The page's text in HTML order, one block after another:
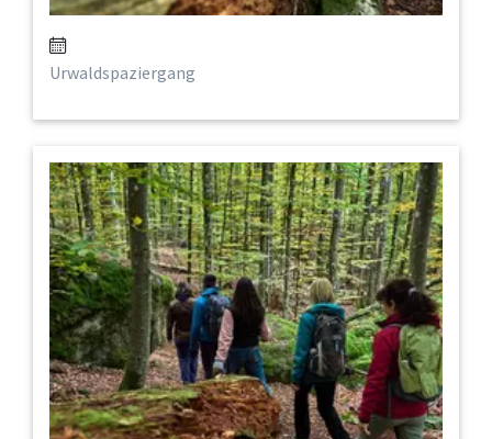
Urwaldspaziergang